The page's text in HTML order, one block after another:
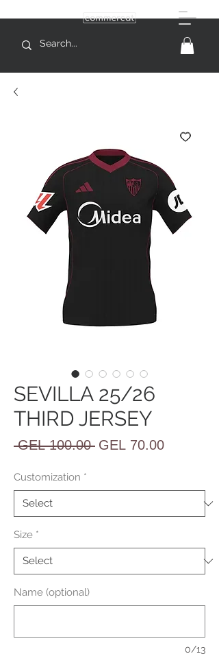
SEVILLA 25/26
THIRD JERSEY
GEL 100.00 Regular
GEL 70.00Sale
Customization *
Size *
Name (optional)
0/13